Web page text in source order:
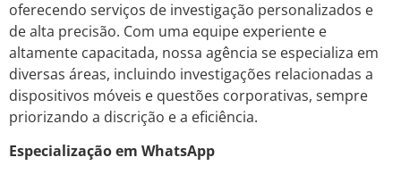
oferecendo serviços de investigação personalizados e
de alta precisão. Com uma equipe experiente e
altamente capacitada, nossa agência se especializa em
diversas áreas, incluindo investigações relacionadas a
dispositivos móveis e questões corporativas, sempre
priorizando a discrição e a eficiência.
Especialização em WhatsApp